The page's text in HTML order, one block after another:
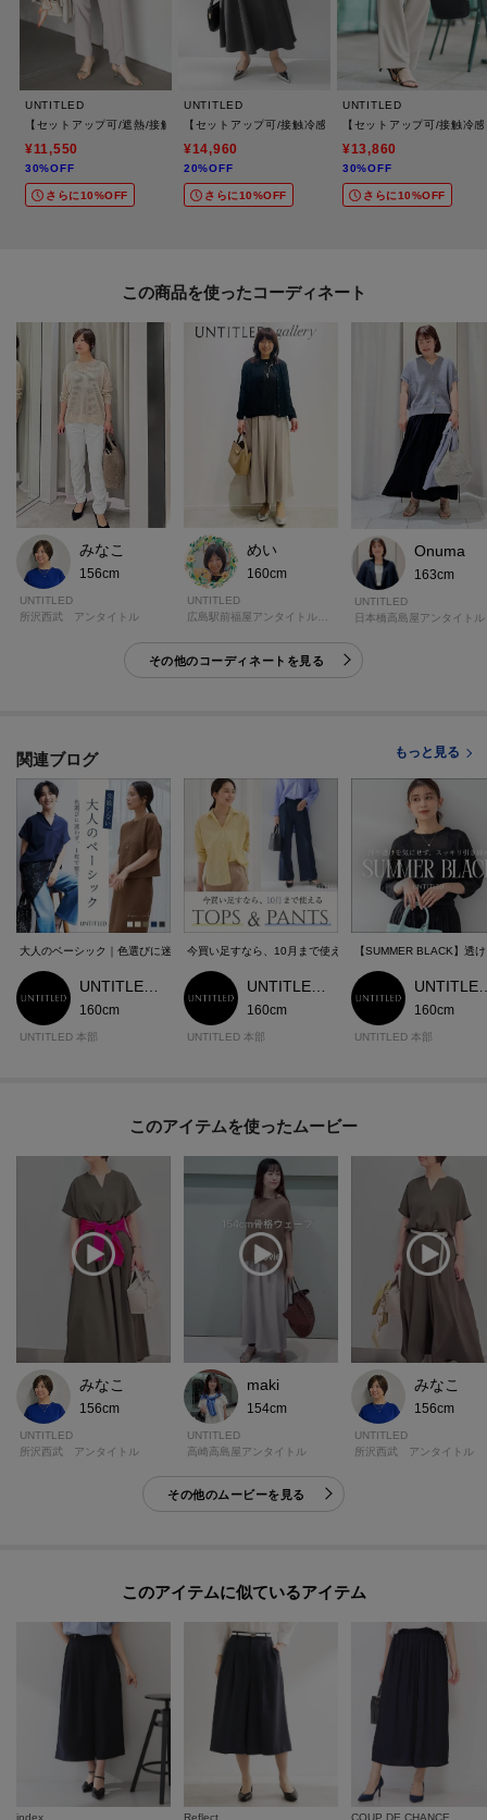
UNTITLED
【セットアップ可/遮熱/接触冷感】リラクシーテーパードパンツ
¥11,550
30%OFF
さらに10%OFF
UNTITLED
【セットアップ可/接触冷感/遮熱】リラクシーフレアスカ
¥14,960
20%OFF
さらに10%OFF
UNTITLED
【セットアップ可/接触冷
¥13,860
30%OFF
さらに10%OFF
この商品を使った
みなこ
156cm
UNTITLED
所沢西武 アンタイトル
めい
160cm
UNTITLED
広島駅前福屋アンタイトルギャラリー
Onuma
163cm
UNTITLED
日本橋高島屋アンタイトル
その他のコーディネートを見る
関連ブログ もっと見る
大人のベーシック｜色選びに迷わず、1枚で整う
160cm
UNTITLED 本部
今買い足すなら、10月まで使えるトップス＆パンツ
160cm
UNTITLED 本部
【SUMMER BLACK】透
160cm
UNTITLED 本部
このアイテムを使ったムービー
みなこ
156cm
UNTITLED
所沢西武 アンタイトル
maki
154cm
UNTITLED
高崎高島屋アンタイトル
みなこ
156cm
UNTITLED
所沢西武 アンタイトル
その他のムービーを見る
このアイテムに似ているアイテム
index
Reflect
COUP DE CHANCE